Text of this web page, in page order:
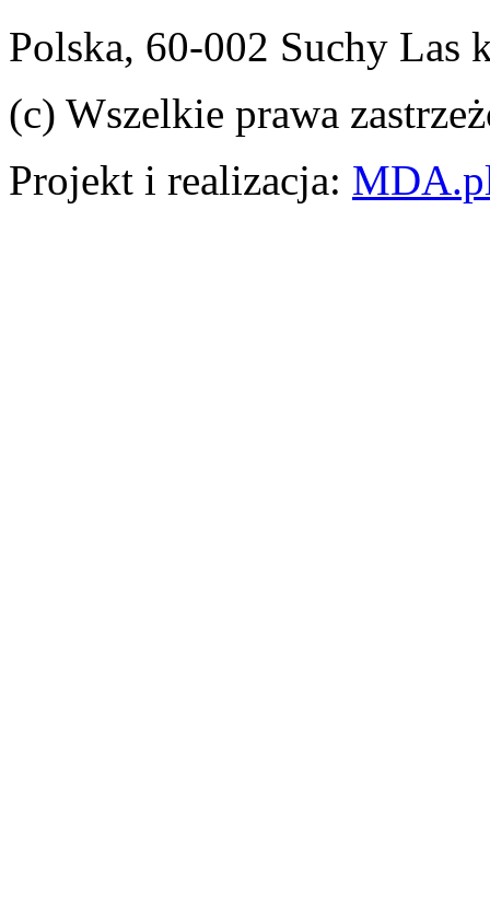
Polska, 60-002 Suchy Las
(c) Wszelkie prawa
Projekt i realizacja: